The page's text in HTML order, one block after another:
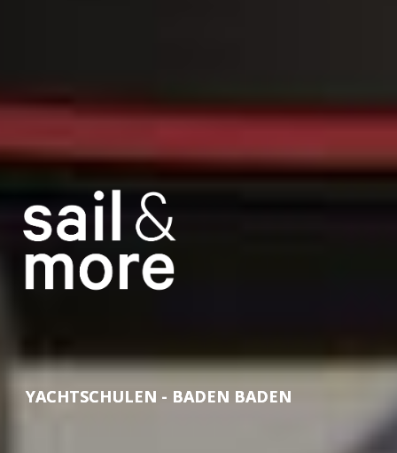
YACHTSCHULEN - BADEN BADEN